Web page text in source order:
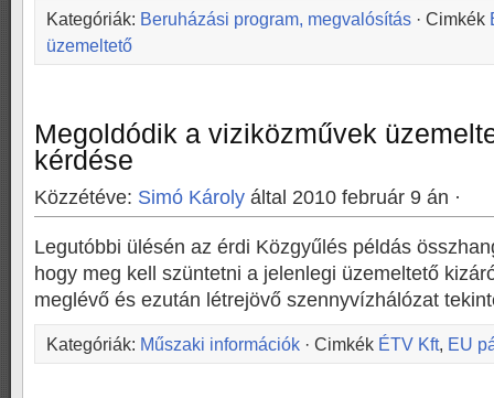
Kategóriák: Beruházási program, megvalósítás · Cimkék
üzemeltető
Megoldódik a viziközművek
kérdése
Közzétéve: Simó Károly által 2010 február 9 án ·
Legutóbbi ülésén az érdi Közgyűlés példás
hogy meg kell szüntetni a jelenlegi üzemeltető
meglévő és ezután létrejövő szennyvízhálózat
Kategóriák: Műszaki információk · Cimkék ÉTV Kft, EU